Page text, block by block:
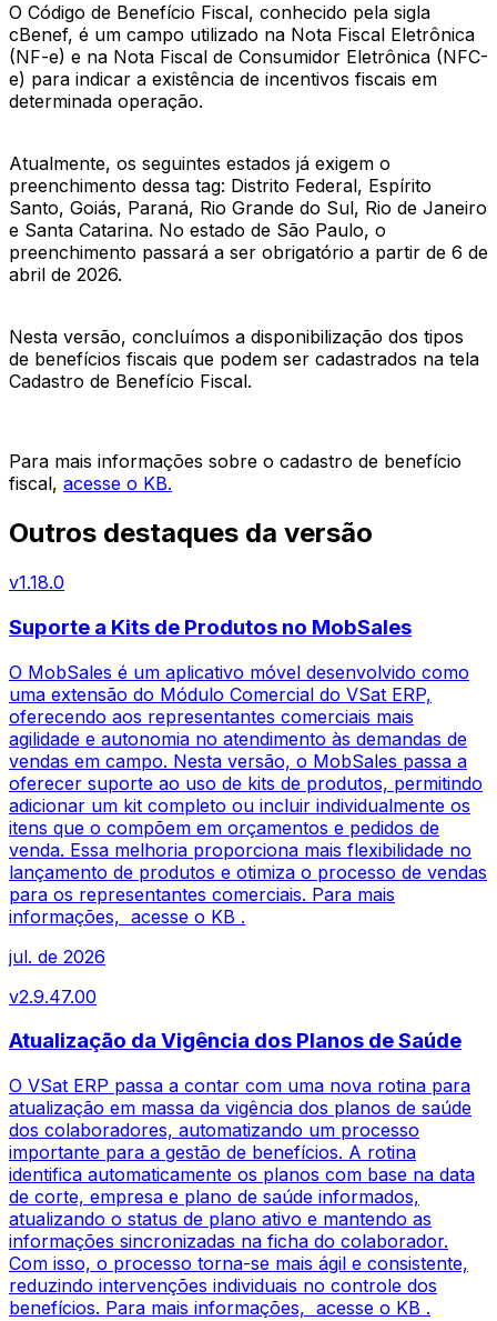
O Código de Benefício Fiscal, conhecido pela sigla
cBenef, é um campo utilizado na Nota Fiscal Eletrônica
(NF-e) e na Nota Fiscal de Consumidor Eletrônica (NFC-
e) para indicar a existência de incentivos fiscais em
determinada operação.
Atualmente, os seguintes estados já exigem o
preenchimento dessa tag: Distrito Federal, Espírito
Santo, Goiás, Paraná, Rio Grande do Sul, Rio de Janeiro
e Santa Catarina. No estado de São Paulo, o
preenchimento passará a ser obrigatório a partir de 6 de
abril de 2026.
Nesta versão, concluímos a disponibilização dos tipos
de benefícios fiscais que podem ser cadastrados na tela
Cadastro de Benefício Fiscal.
Para mais informações sobre o cadastro de benefício
fiscal, acesse o KB.
Outros destaques da versão
v1.18.0
Suporte a Kits de Produtos no MobSales
O MobSales é um aplicativo móvel desenvolvido como
uma extensão do Módulo Comercial do VSat ERP,
oferecendo aos representantes comerciais mais
agilidade e autonomia no atendimento às demandas de
vendas em campo. Nesta versão, o MobSales passa a
oferecer suporte ao uso de kits de produtos, permitindo
adicionar um kit completo ou incluir individualmente os
itens que o compõem em orçamentos e pedidos de
venda. Essa melhoria proporciona mais flexibilidade no
lançamento de produtos e otimiza o processo de vendas
para os representantes comerciais. Para mais
informações, acesse o KB .
jul. de 2026
v2.9.47.00
Atualização da Vigência dos Planos de Saúde
O VSat ERP passa a contar com uma nova rotina para
atualização em massa da vigência dos planos de saúde
dos colaboradores, automatizando um processo
importante para a gestão de benefícios. A rotina
identifica automaticamente os planos com base na data
de corte, empresa e plano de saúde informados,
atualizando o status de plano ativo e mantendo as
informações sincronizadas na ficha do colaborador.
Com isso, o processo torna-se mais ágil e consistente,
reduzindo intervenções individuais no controle dos
benefícios. Para mais informações, acesse o KB .